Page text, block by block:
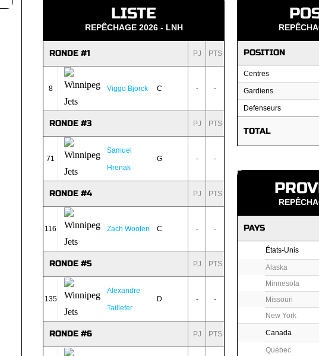
LISTE
REPÊCHAGE 2026 - LNH
RONDE #1 PJ PTS
8 Viggo Bjorck C - -
RONDE #3 PJ PTS
71
Samuel
Hrenak
G - -
RONDE #4 PJ PTS
116 Zach Wooten C - -
RONDE #5 PJ PTS
135
Alexandre
Taillefer
D - -
RONDE #6 PJ PTS
POSITION
Centres
Gardiens
Defenseurs
TOTAL
PAYS
États-Unis
Alaska
Minnesota
Missouri
New York
Canada
Québec